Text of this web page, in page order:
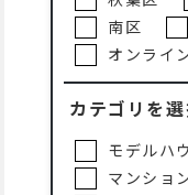
南区
オンライ
カテゴリを選
モデルハ
マンショ